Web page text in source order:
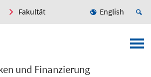
Fakultät English
und Finanzierung